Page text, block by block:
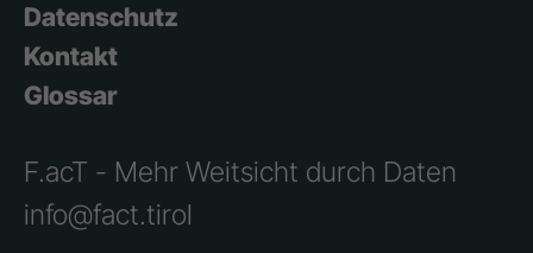
Datenschutz
Kontakt
Glossar
F.acT - Mehr Weitsicht durch Daten
info@fact.tirol